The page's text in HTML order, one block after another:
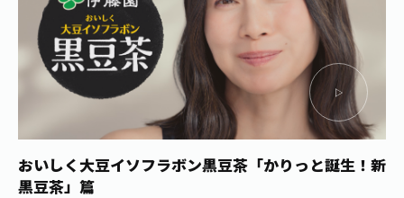
おいしく大豆イソフラボン黒豆茶 「かりっと誕生！新
黒豆茶」篇